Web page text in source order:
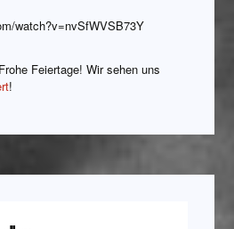
watch?v=nvSfWVSB73Y
Feiertage! Wir sehen uns
!